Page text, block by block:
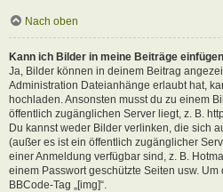
Nach oben
Kann ich Bilder in meine Beiträge
Ja, Bilder können in deinem Beitrag
Administration Dateianhänge erlaubt hat,
hochladen. Ansonsten musst du zu einem
öffentlich zugänglichen Server liegt, z. B.
Du kannst weder Bilder verlinken, die sich
(außer es ist ein öffentlich zugänglicher
einer Anmeldung verfügbar sind, z. B.
einem Passwort geschützte Seiten usw.
BBCode-Tag „[img]“.